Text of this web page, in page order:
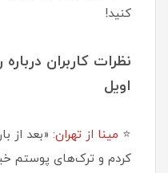
کنید!
نظرات کاربران
اویل
⭐ مینا از تهران: «بعد از
کردم و ترک‌های پوستم